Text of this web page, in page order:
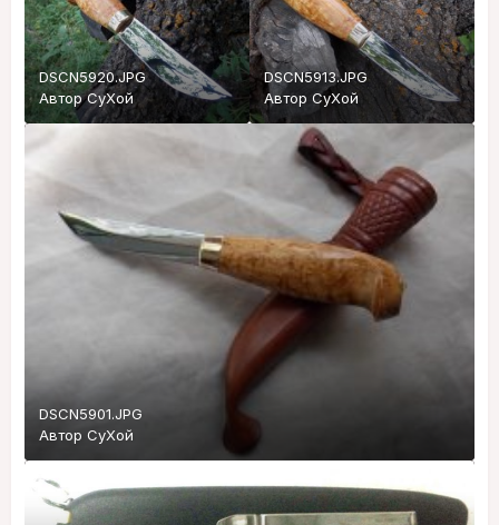
DSCN5920.JPG
АвторСуХой
DSCN5913.JPG
Автор СуХой
DSCN5901.JPG
Автор СуХой